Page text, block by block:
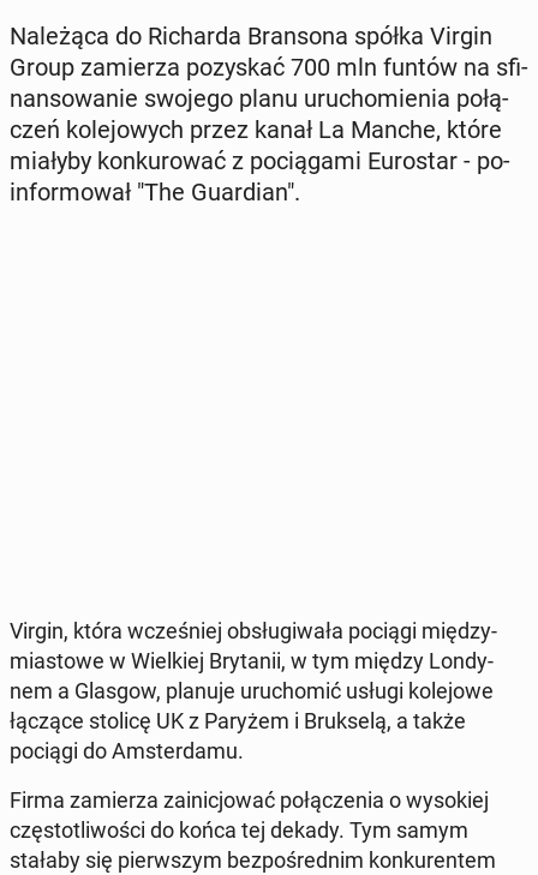
Na­le­żą­ca do Ri­char­da Bran­so­na spółka Virgin
Group za­mie­rza po­zy­skać 700 mln funtów na sfi­
nan­so­wa­nie swojego planu uru­cho­mie­nia po­łą­
czeń ko­le­jo­wych przez kanał La Manche, które
miałyby kon­ku­ro­wać z po­cią­ga­mi Eu­ro­star - po­
in­for­mo­wał "The Gu­ar­dian".
Virgin, która wcze­śniej ob­słu­gi­wa­ła pociągi mię­dzy­
mia­sto­we w Wiel­kiej Bry­ta­nii, w tym między Lon­dy­
nem a Glasgow, planuje uru­cho­mić usługi ko­le­jo­we
łączące stolicę UK z Paryżem i Bruk­se­lą, a także
pociągi do Am­ster­da­mu.
Firma za­mie­rza za­ini­cjo­wać po­łą­cze­nia o wy­so­kiej
czę­sto­tli­wo­ści do końca tej dekady. Tym samym
stałaby się pierw­szym bez­po­śred­nim kon­ku­ren­tem